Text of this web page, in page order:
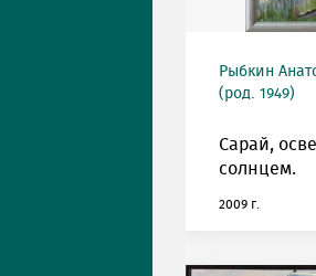
Рыбкин
(род. 1949)
Сарай,
солнцем.
2009 г.